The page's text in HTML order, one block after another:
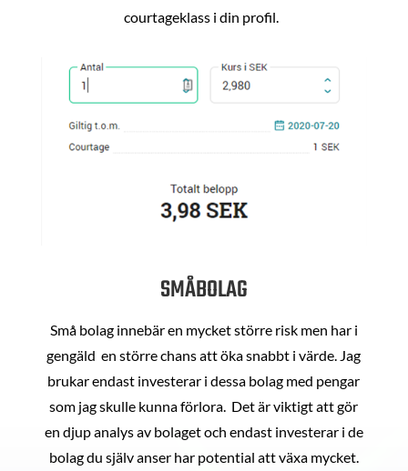
courtageklass i din profil.
SMÅBOLAG
Små bolag innebär en mycket större risk men har i
gengäld en större chans att öka snabbt i värde. Jag
brukar endast investerar i dessa bolag med pengar
som jag skulle kunna förlora. Det är viktigt att gör
en djup analys av bolaget och endast investerar i de
bolag du själv anser har potential att växa mycket.